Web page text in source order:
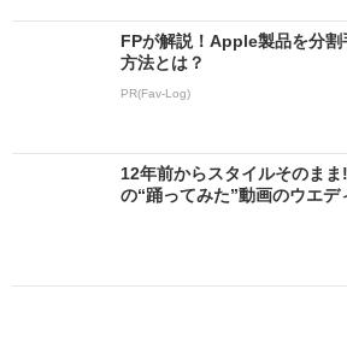
FPが解説！Apple製品を分割
方法とは？
PR(Fav-Log)
12年前からスタイルそのま
の“踊ってみた”動画のウエデ